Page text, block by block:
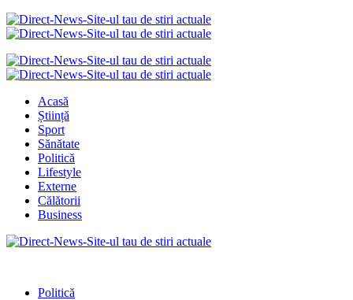
Acasă
Știință
Sport
Sănătate
Politică
Lifestyle
Externe
Călătorii
Business
Politică